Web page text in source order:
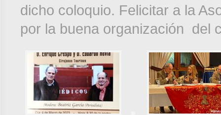
dicho coloquio. Felicitar a la
por la buena organización del